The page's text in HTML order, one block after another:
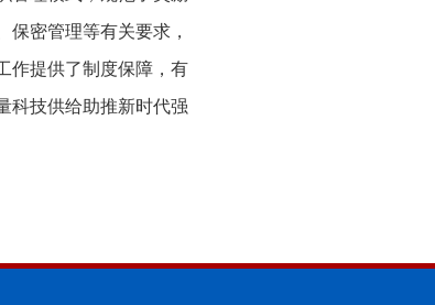
密管理等有关要求，
作提供了制度保障，有
科技供给助推新时代强